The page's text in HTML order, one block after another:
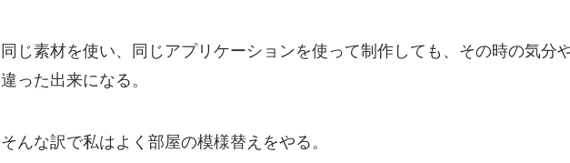
同じ素材を使い、同じアプリケーションを使って制作しても、その時の気分
違った出来になる。
そんな訳で私はよく部屋の模様替えをやる。